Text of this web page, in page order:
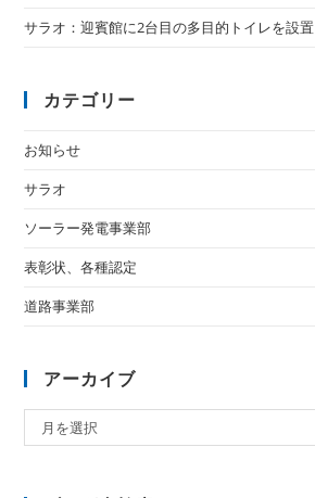
サラオ：迎賓館に2台目の多目的トイレを設置
カテゴリー
お知らせ
サラオ
ソーラー発電事業部
表彰状、各種認定
道路事業部
アーカイブ
月を選択